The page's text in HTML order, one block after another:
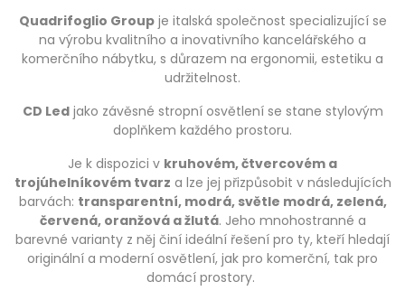
Quadrifoglio Groupje italská společnost specializující se
na výrobu kvalitního a inovativního kancelářského a
komerčního nábytku, s důrazem na ergonomii, estetiku a
udržitelnost.
CD Ledjako závěsné stropní osvětlení se stane stylovým
doplňkem každého prostoru.
Je k dispozici v kruhovém, čtvercovém a
trojúhelníkovém tvarz a lze jej přizpůsobit v následujících
barvách: transparentní, modrá, světle modrá, zelená,
červená, oranžová a žlutá. Jeho mnohostranné a
barevné varianty z něj činí ideální řešení pro ty, kteří hledají
originální a moderní osvětlení, jak pro komerční, tak pro
domácí prostory.